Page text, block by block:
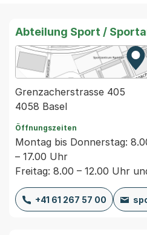
Abteilung Sport /
Grenzacherstrasse 405
4058 Basel
Öffnungszeiten
Montag bis Donnerstag:
– 17.00 Uhr
Freitag: 8.00 – 12.00 Uhr
+41 61 267 57 00